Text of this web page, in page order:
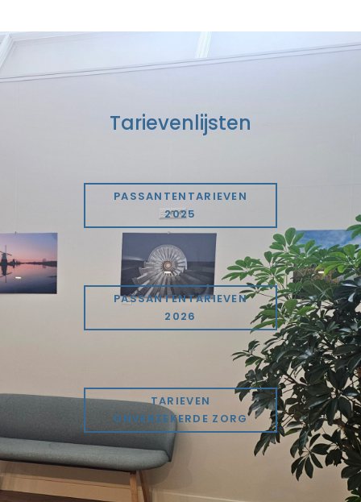
Tarievenlijsten
PASSANTENTARIEVEN
2025
PASSANTENTARIEVEN
2026
TARIEVEN
ONVERZEKERDE ZORG